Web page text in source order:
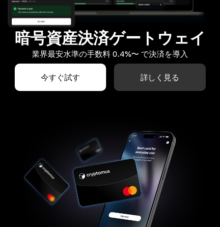
暗号資産決済ゲートウェイ
業界最安水準の手数料 0.4%〜 で決済を導入
今すぐ試す 詳しく見る